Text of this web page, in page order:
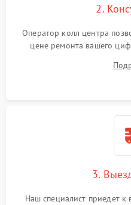
2.
Оператор колл центра
цене ремонта вашего
3.
Наш специалист приедет